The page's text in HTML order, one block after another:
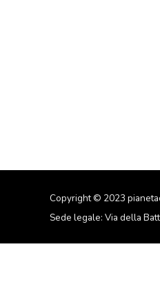
Copyright © 2023
Sede legale: Via della